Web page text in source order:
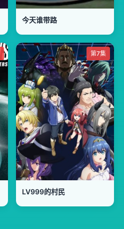
今天谁带路
第7集
LV999的村民